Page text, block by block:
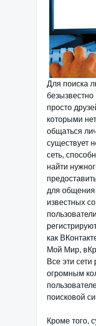
Для поиска
просто
которыми
общаться
существует
сеть,
найти
для
известных
как
Мой Мир,
Все эти сети
огромным
поисковой
Кроме того,